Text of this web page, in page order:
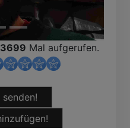
3699 Mal aufgerufen.